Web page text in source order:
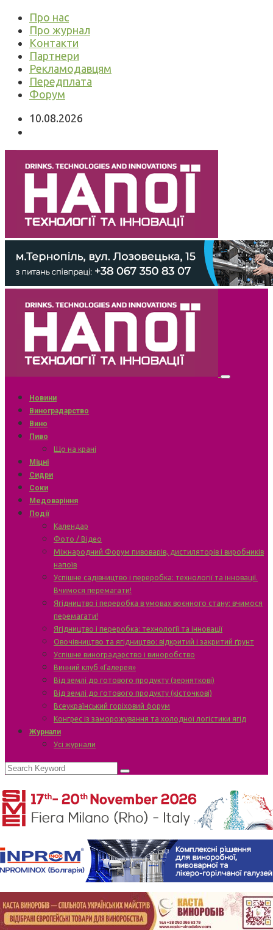
Про нас
Про журнал
Контакти
Партнери
Рекламодавцям
Передплата
Форум
10.08.2026
Новини
Виноградарство
Вино
Пиво
Що на крані
Міцні
Сидри
Соки
Медоваріння
Події
Календар
Фото / Відео
Міжнародний Форум пивоварів, дистиляторів і виробників
напоїв
Успішне садівництво і переробка: технології та інновації.
Вчимося перемагати!
Ягідництво і переробка в умовах воєнного стану: вчимося
перемагати!
Ягідництво і переробка: технології та інновації
Овочівництво та ягідництво: відкритий і закритий ґрунт
Успішне виноградарство і виноробство
Винний клуб «Галерея»
Від землі до готового продукту (зерняткові)
Від землі до готового продукту (кісточкові)
Всеукраїнський горіховий форум
Конгрес із заморожування та холодної логістики ягід
Журнали
Усі журнали